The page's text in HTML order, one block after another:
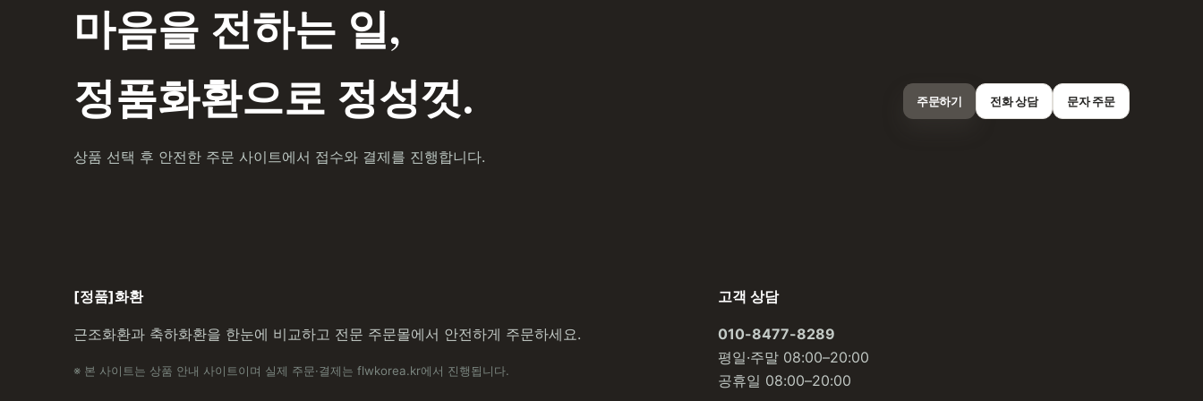
마음을 전하는 일,
정품화환으로 정성껏.
상품 선택 후 안전한 주문 사이트에서 접수와 결제를 진행합니다.
주문하기 전화 상담 문자 주문
[정품]화환
근조화환과 축하화환을 한눈에 비교하고 전문 주문몰에서 안전하게 주문하세요.
※ 본 사이트는 상품 안내 사이트이며 실제 주문·결제는 flwkorea.kr에서 진행됩니다.
고객 상담
010-8477-8289
평일·주말 08:00–20:00
공휴일 08:00–20:00